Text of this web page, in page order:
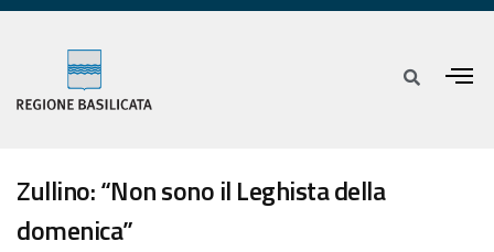
Zullino: “Non sono il Leghista della
domenica”